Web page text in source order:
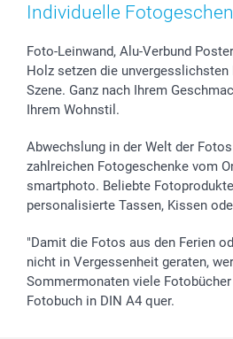
smartgarantie
Individuelle
Foto-Leinwand, Alu-Verbund
Holz setzen die
Szene. Ganz nach Ihrem
Ihrem Wohnstil.
Abwechslung in der Welt der
zahlreichen Fotogeschenke vom
smartphoto. Beliebte
personalisierte Tassen, Kissen
"Damit die Fotos aus den Ferien
nicht in Vergessenheit geraten,
Sommermonaten viele
Fotobuch in DIN A4 quer.